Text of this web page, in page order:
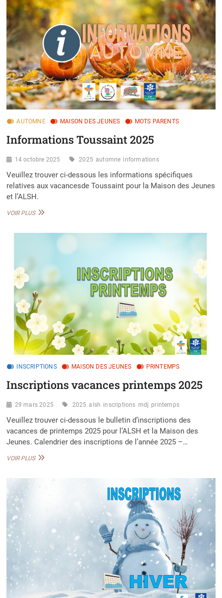
2026
AUTOMNE MAISON DES JEUNES MOTS PARENTS
Informations Toussaint 2025
14 octobre 2025 2025 automne informations
Veuillez trouver ci-dessous les informations spécifiques
relatives aux vacancesde Toussaint pour la Maison des Jeunes
et l’ALSH.
VOIR PLUSINFORMATIONS
INSCRIPTIONS MAISON DES JEUNES PRINTEMPS
Inscriptions vacances printemps 2025
29 mars 2025 2025 alsh inscriptions mdj printemps
Veuillez trouver ci-dessous le bulletin d’inscriptions des
vacances de printemps 2025 pour l’ALSH et la Maison des
Jeunes. Calendrier des inscriptions de l’année 2025 –…
VOIR PLUSINSCRIPTIONS